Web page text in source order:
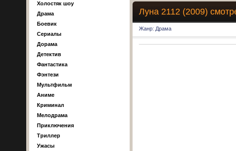
Луна 2112 (2009)
Жанр: Драма
Холостяк шоу
Драма
Боевик
Сериалы
Дорама
Детектив
Фантастика
Фэнтези
Мультфильм
Аниме
Криминал
Мелодрама
Приключения
Триллер
Ужасы